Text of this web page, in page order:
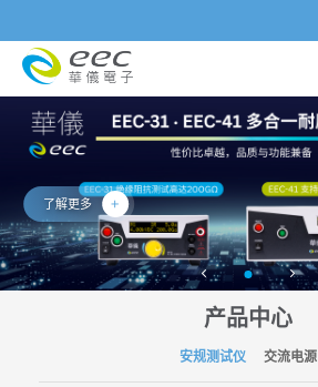
了解更多
产品中心
安规测试仪 交流电源